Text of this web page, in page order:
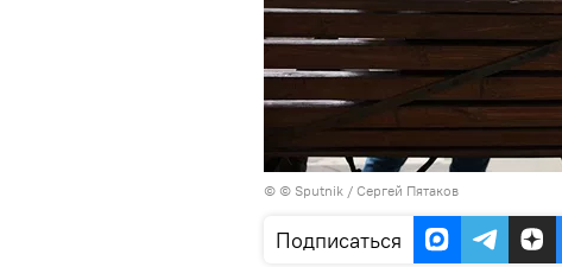
© © Sputnik / Сергей Пятаков
Подписаться